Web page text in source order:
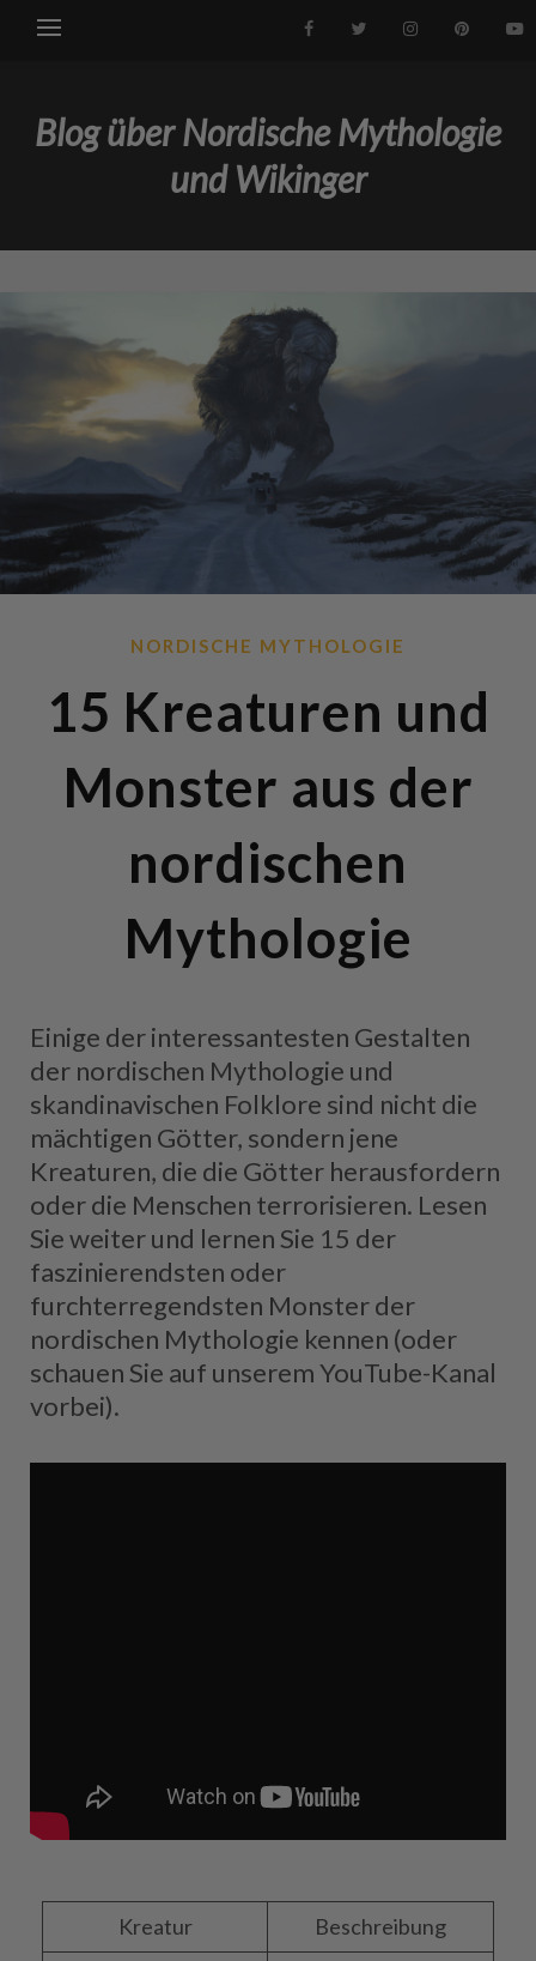
Blog über Nordische Mythologie
und Wikinger
NORDISCHE MYTHOLOGIE
15 Kreaturen und
Monster aus der
nordischen
Mythologie
Einige der interessantesten Gestalten
der nordischen Mythologie und
skandinavischen Folklore sind nicht die
mächtigen Götter, sondern jene
Kreaturen, die die Götter herausfordern
oder die Menschen terrorisieren. Lesen
Sie weiter und lernen Sie 15 der
faszinierendsten oder
furchterregendsten Monster der
nordischen Mythologie kennen (oder
schauen Sie auf unserem YouTube-Kanal
vorbei).
Kreatur Beschreibung